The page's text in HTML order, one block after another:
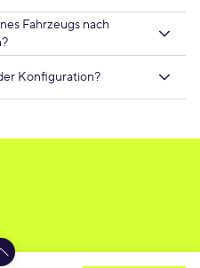
Fahrzeugs nach
Konfiguration?